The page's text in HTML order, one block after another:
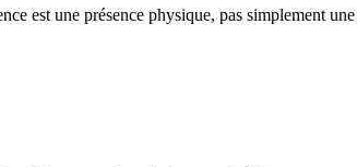
est une présence physique, pas simplement